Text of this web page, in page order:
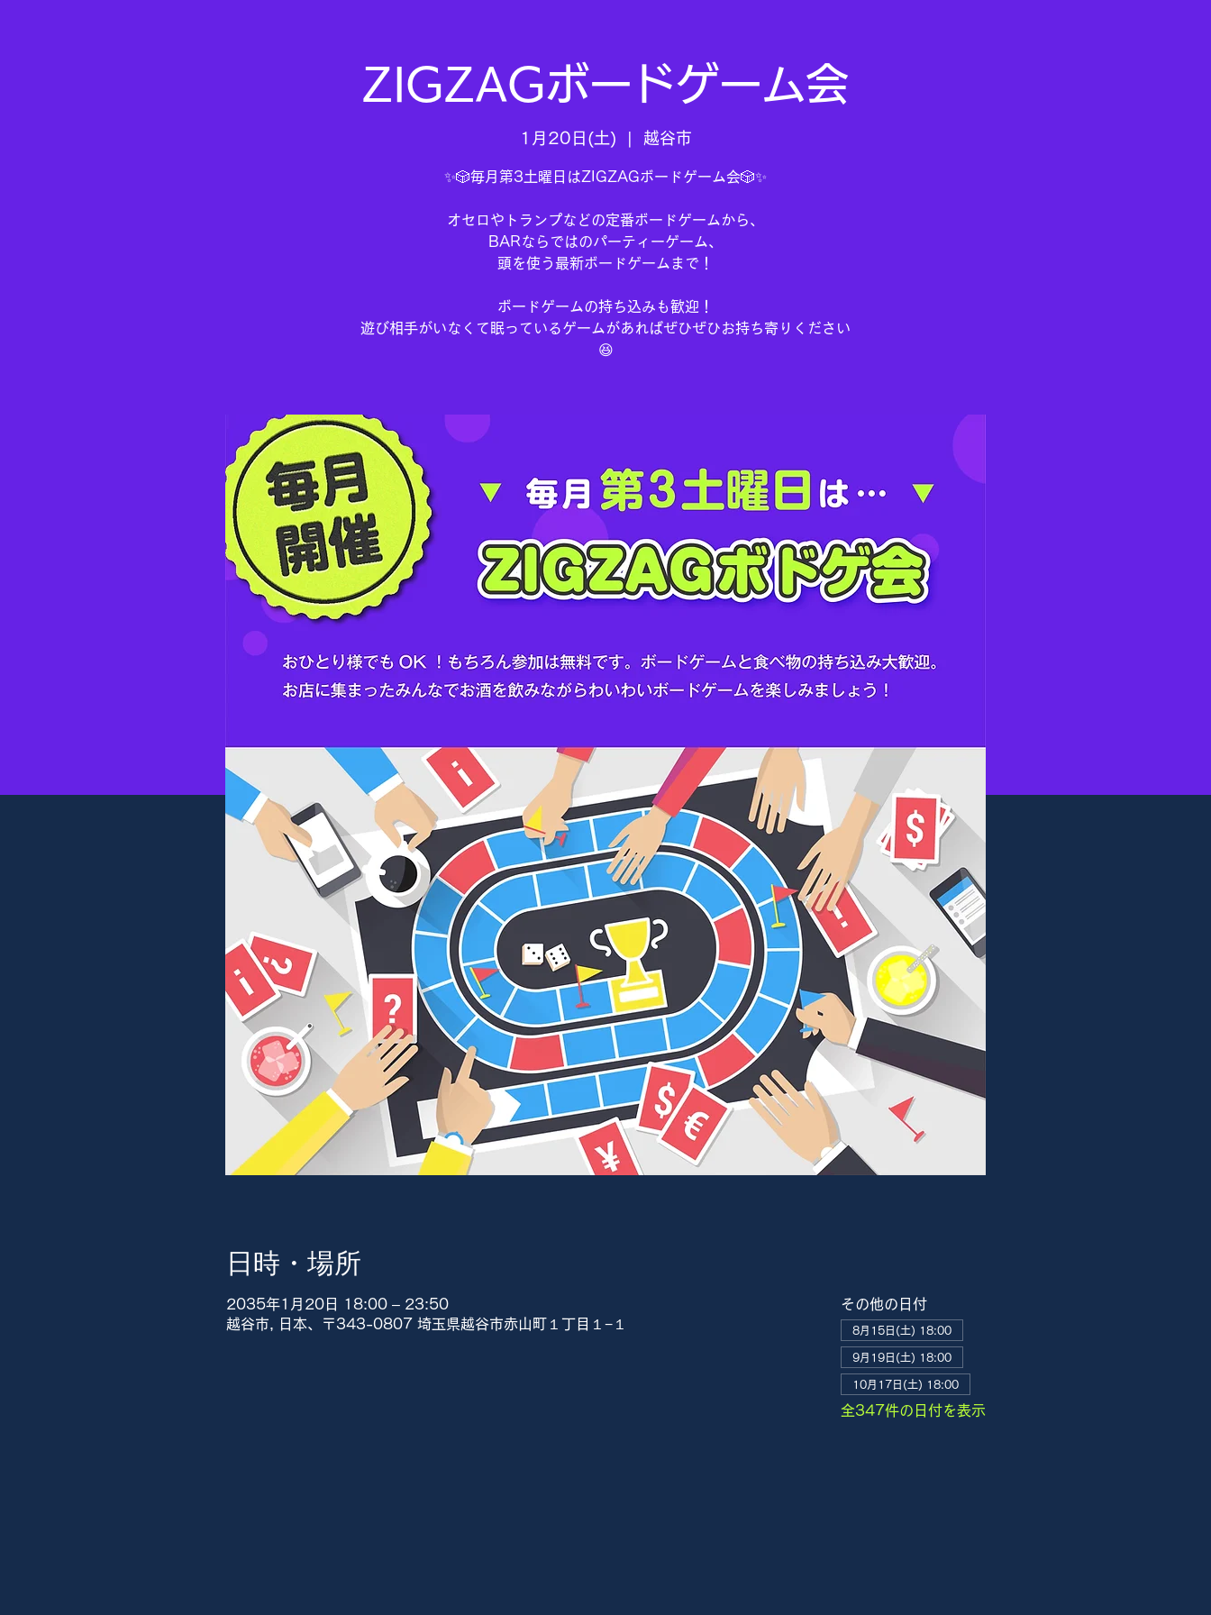
ZIGZAGボードゲーム会
1月20日(土) 越谷市
✨🎲毎月第3土曜日はZIGZAGボードゲーム会🎲✨
オセロやトランプなどの定番ボードゲームから、
BARならではのパーティーゲーム、
頭を使う最新ボードゲームまで！
ボードゲームの持ち込みも歓迎！
遊び相手がいなくて眠っているゲームがあればぜひぜひお持ち寄りください
😆
日時・場所
2035年1月20日 18:00 – 23:50
越谷市, 日本、〒343-0807 埼玉県越谷市赤山町１丁目１−１
その他の日付
8月15日(土) 18:00
9月19日(土) 18:00
10月17日(土) 18:00
全347件の日付を表示